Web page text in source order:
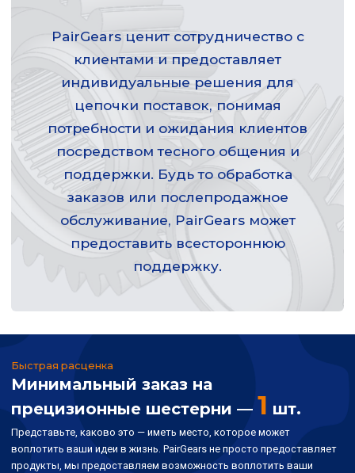
PairGears ценит сотрудничество с
клиентами и предоставляет
индивидуальные решения для
цепочки поставок, понимая
потребности и ожидания клиентов
посредством тесного общения и
поддержки. Будь то обработка
заказов или послепродажное
обслуживание, PairGears может
предоставить всестороннюю
поддержку.
Быстрая расценка
Минимальный заказ на
прецизионные шестерни — 1 шт.
Представьте, каково это — иметь место, которое может
воплотить ваши идеи в жизнь. PairGears не просто предоставляет
продукты, мы предоставляем возможность воплотить ваши